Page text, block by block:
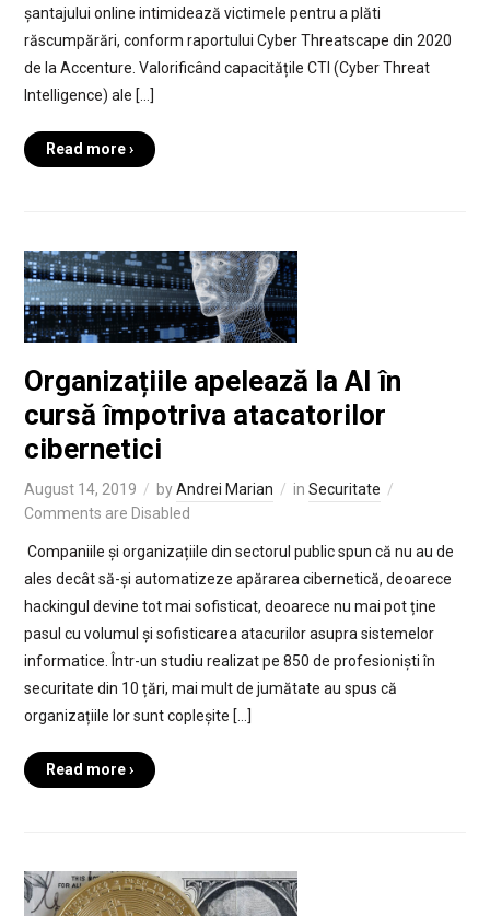
șantajului online intimidează victimele pentru a plăti
răscumpărări, conform raportului Cyber Threatscape din 2020
de la Accenture. Valorificând capacitățile CTI (Cyber Threat
Intelligence) ale […]
Read more ›
Organizațiile apelează la AI în
cursă împotriva atacatorilor
cibernetici
August 14, 2019 byAndrei Marian in Securitate
Comments are Disabled
Companiile și organizațiile din sectorul public spun că nu au de
ales decât să-și automatizeze apărarea cibernetică, deoarece
hackingul devine tot mai sofisticat, deoarece nu mai pot ține
pasul cu volumul și sofisticarea atacurilor asupra sistemelor
informatice. Într-un studiu realizat pe 850 de profesioniști în
securitate din 10 țări, mai mult de jumătate au spus că
organizațiile lor sunt copleșite […]
Read more ›